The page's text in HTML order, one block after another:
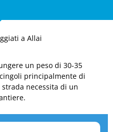
a Allai
un peso di 30-35
principalmente di
necessita di un